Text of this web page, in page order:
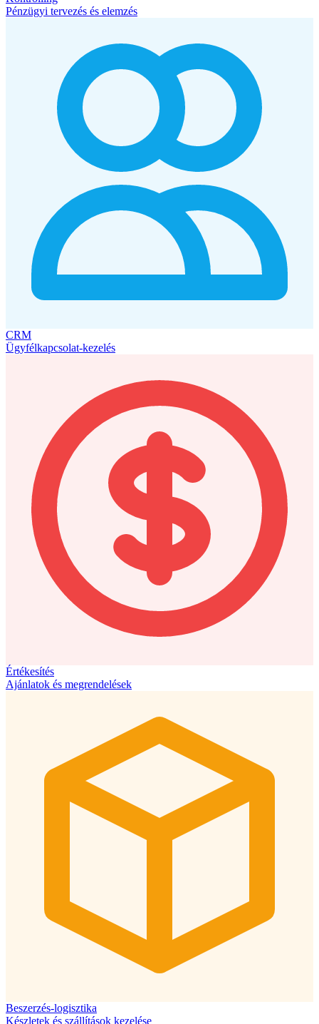
Pénzügyi tervezés és elemzés
CRM
Ügyfélkapcsolat-kezelés
Értékesítés
Ajánlatok és megrendelések
Beszerzés-logisztika
Készletek és szállítások kezelése